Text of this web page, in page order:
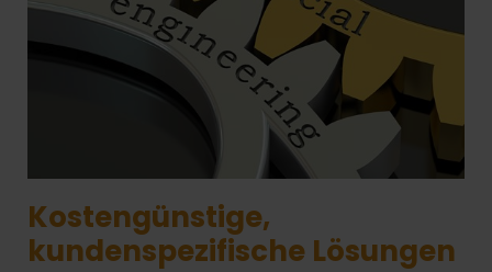
Kostengünstige,
kundenspezifische Lösungen